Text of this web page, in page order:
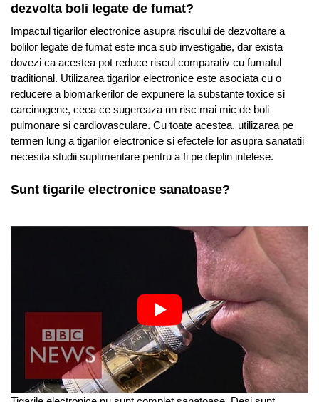
dezvolta boli legate de fumat?
Impactul tigarilor electronice asupra riscului de dezvoltare a
bolilor legate de fumat este inca sub investigatie, dar exista
dovezi ca acestea pot reduce riscul comparativ cu fumatul
traditional. Utilizarea tigarilor electronice este asociata cu o
reducere a biomarkerilor de expunere la substante toxice si
carcinogene, ceea ce sugereaza un risc mai mic de boli
pulmonare si cardiovasculare. Cu toate acestea, utilizarea pe
termen lung a tigarilor electronice si efectele lor asupra sanatatii
necesita studii suplimentare pentru a fi pe deplin intelese.
Sunt tigarile electronice sanatoase?